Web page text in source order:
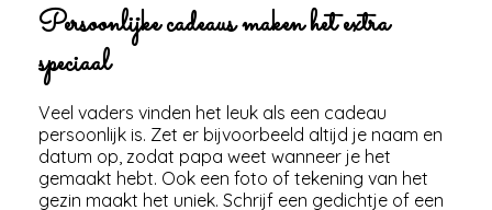
Persoonlijke cadeaus maken het extra
speciaal
Veel vaders vinden het leuk als een cadeau
persoonlijk is. Zet er bijvoorbeeld altijd je naam en
datum op, zodat papa weet wanneer je het
gemaakt hebt. Ook een foto of tekening van het
gezin maakt het uniek. Schrijf een gedichtje of een